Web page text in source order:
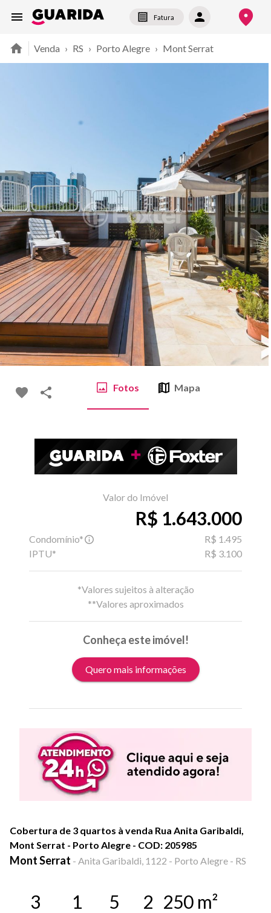
Fatura
Venda › RS › Porto Alegre › Mont Serrat
Fotos Mapa
Valor do Imóvel
R$ 1.643.000
Condomínio*
R$ 1.495
IPTU*
R$ 3.100
*Valores sujeitos à alteração
**Valores aproximados
Conheça este imóvel!
Quero mais informações
Cobertura de 3 quartos à venda Rua Anita Garibaldi,
Mont Serrat - Porto Alegre - COD: 205985
Mont Serrat - Anita Garibaldi, 1122 - Porto Alegre - RS
3 1 5 2 250 m²